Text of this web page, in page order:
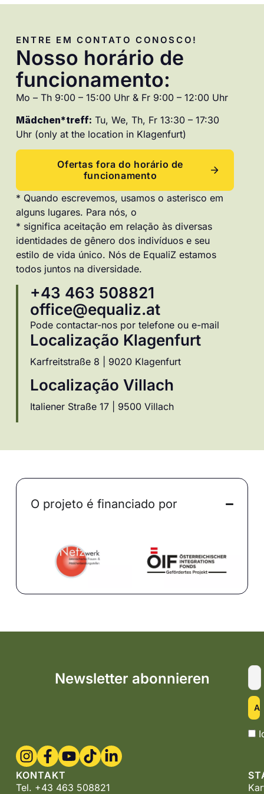
ENTRE EM CONTATO CONOSCO!
Nosso horário de
funcionamento:
Mo – Th 9:00 – 15:00 Uhr & Fr 9:00 – 12:00 Uhr
Mädchen*treff: Tu, We, Th, Fr 13:30 – 17:30
Uhr (only at the location in Klagenfurt)
Ofertas fora do horário de
funcionamento
* Quando escrevemos, usamos o asterisco em
alguns lugares. Para nós, o
* significa aceitação em relação às diversas
identidades de gênero dos indivíduos e seu
estilo de vida único. Nós de EqualiZ estamos
todos juntos na diversidade.
+43 463 508821
office@equaliz.at
Pode contactar-nos por telefone ou e-mail
Localização Klagenfurt
Karfreitstraße 8 | 9020 Klagenfurt
Localização Villach
Italiener Straße 17 | 9500 Villach
O projeto é financiado por
Newsletter abonnieren
KONTAKT
Tel. +43 463 508821